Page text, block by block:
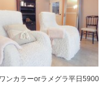
ンカラーorラメグラ平日5900